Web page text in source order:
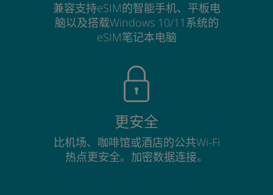
兼容支持eSIM的智能手机、平板电
脑以及搭载Windows 10/11系统的
eSIM笔记本电脑
更安全
比机场、咖啡馆或酒店的公共Wi-Fi
热点更安全。加密数据连接。